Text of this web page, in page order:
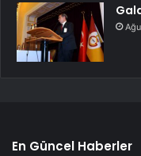
En Güncel Haberler